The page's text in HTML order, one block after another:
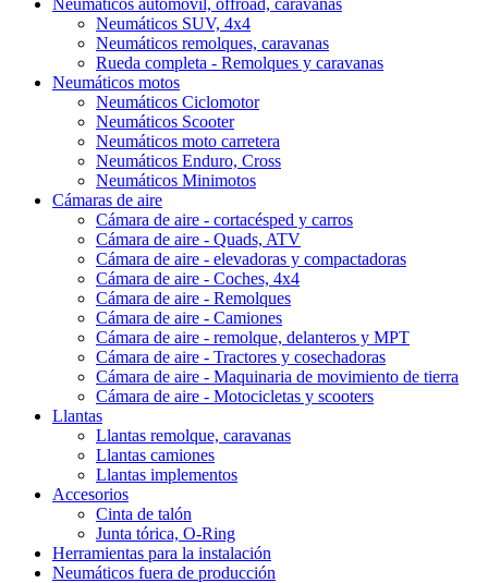
Neumáticos automóvil, offroad, caravanas
Neumáticos SUV, 4x4
Neumáticos remolques, caravanas
Rueda completa - Remolques y caravanas
Neumáticos motos
Neumáticos Ciclomotor
Neumáticos Scooter
Neumáticos moto carretera
Neumáticos Enduro, Cross
Neumáticos Minimotos
Cámaras de aire
Cámara de aire - cortacésped y carros
Cámara de aire - Quads, ATV
Cámara de aire - elevadoras y compactadoras
Cámara de aire - Coches, 4x4
Cámara de aire - Remolques
Cámara de aire - Camiones
Cámara de aire - remolque, delanteros y MPT
Cámara de aire - Tractores y cosechadoras
Cámara de aire - Maquinaria de movimiento de tierra
Cámara de aire - Motocicletas y scooters
Llantas
Llantas remolque, caravanas
Llantas camiones
Llantas implementos
Accesorios
Cinta de talón
Junta tórica, O-Ring
Herramientas para la instalación
Neumáticos fuera de producción